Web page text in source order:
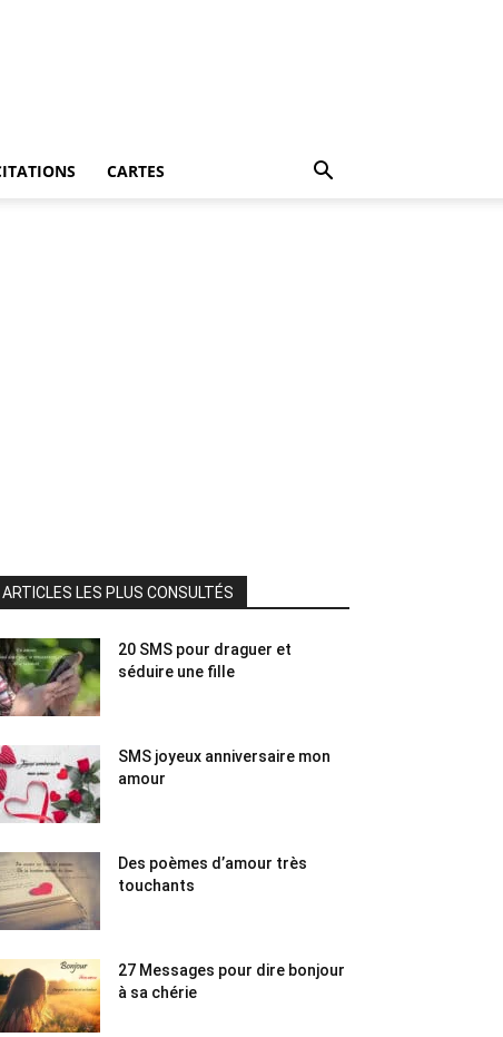
CARTES
ARTICLES LES PLUS CONSULTÉS
20 SMS pour draguer et
séduire une fille
SMS joyeux anniversaire mon
amour
Des poèmes d’amour très
touchants
27 Messages pour dire bonjour
à sa chérie